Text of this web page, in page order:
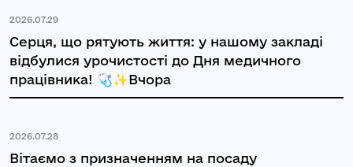
2026.07.29
Серця, що рятують життя: у нашому закладі
відбулися урочистості до Дня медичного
працівника! 🩺✨Вчора
2026.07.28
Вітаємо з призначенням на посаду